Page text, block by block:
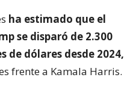
ha estimado que el
se disparó de 2.300
de dólares desde 2024,
frente a Kamala Harris.